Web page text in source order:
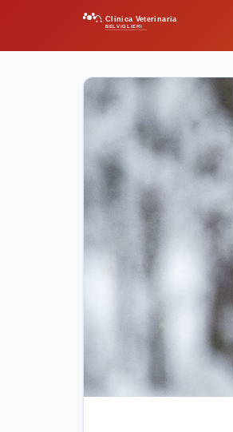
Clinica Veterinaria
BELVIGLIERI